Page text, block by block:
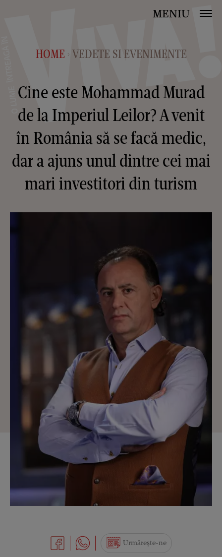
MENIU
HOME > VEDETE SI EVENIMENTE
Cine este Mohammad Murad
de la Imperiul Leilor? A venit
în România să se facă medic,
dar a ajuns unul dintre cei mai
mari investitori din turism
Urmărește-ne